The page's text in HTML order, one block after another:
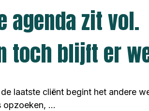
agenda zit vol.
toch blijft er
laatste cliënt begint het andere
opzoeken, ...